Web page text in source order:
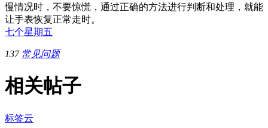
慢情况时，不要惊慌，通过正确的方法进行判断和处理，就能
让手表恢复正常走时。
七个星期五
137 常见问题
相关帖子
标签云